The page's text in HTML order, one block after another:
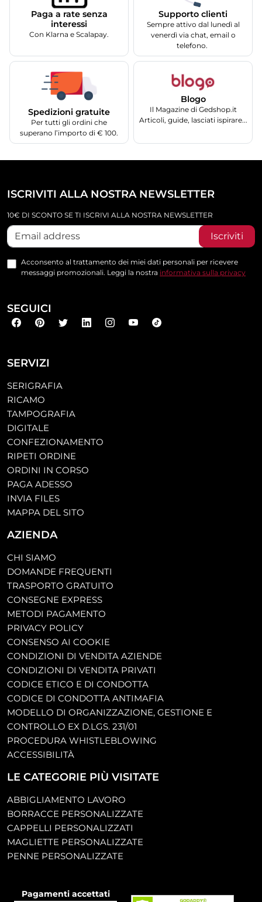
Paga a rate senza
interessi
Con Klarna e Scalapay.
Supporto clienti
Sempre attivo dal lunedì al
venerdì via chat, email o
telefono.
Spedizioni gratuite
Per tutti gli ordini che
superano l’importo di € 100.
Blogo
Il Magazine di Gedshop.it
Articoli, guide, lasciati ispirare...
SERVIZI
SERIGRAFIA
RICAMO
TAMPOGRAFIA
DIGITALE
CONFEZIONAMENTO
RIPETI ORDINE
ORDINI IN CORSO
PAGA ADESSO
INVIA FILES
MAPPA DEL SITO
AZIENDA
CHI SIAMO
DOMANDE FREQUENTI
TRASPORTO GRATUITO
CONSEGNE EXPRESS
METODI PAGAMENTO
PRIVACY POLICY
CONSENSO AI COOKIE
CONDIZIONI DI VENDITA AZIENDE
CONDIZIONI DI VENDITA PRIVATI
CODICE ETICO E DI CONDOTTA
CODICE DI CONDOTTA ANTIMAFIA
MODELLO DI ORGANIZZAZIONE, GESTIONE E
CONTROLLO EX D.LGS. 231/01
PROCEDURA WHISTLEBLOWING
ACCESSIBILITÀ
LE CATEGORIE PIÙ VISITATE
ABBIGLIAMENTO LAVORO
BORRACCE PERSONALIZZATE
CAPPELLI PERSONALIZZATI
MAGLIETTE PERSONALIZZATE
PENNE PERSONALIZZATE
ISCRIVITI ALLA NOSTRA NEWSLETTER
10€ DI SCONTO SE TI ISCRIVI ALLA NOSTRA NEWSLETTER
Iscriviti
Acconsento al trattamento dei miei dati personali per ricevere
messaggi promozionali. Leggi la nostra informativa sulla privacy
SEGUICI
Pagamenti accettati